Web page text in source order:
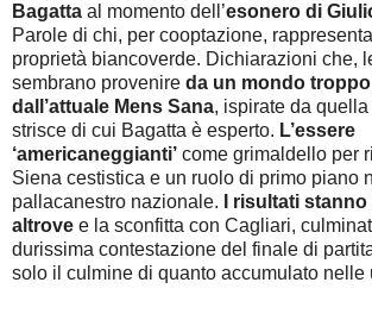
Bagatta al momento dell’esonero di
Parole di chi, per cooptazione,
proprietà biancoverde. Dichiarazioni che,
sembrano provenire da un mondo
dall’attuale Mens Sana, ispirate da
strisce di cui Bagatta è esperto. L’essere
‘americaneggianti’ come grimaldello per
Siena cestistica e un ruolo di primo piano
pallacanestro nazionale.
I risultati
altrove e la sconfitta con Cagliari,
durissima contestazione del finale di
solo il culmine di quanto accumulato nelle